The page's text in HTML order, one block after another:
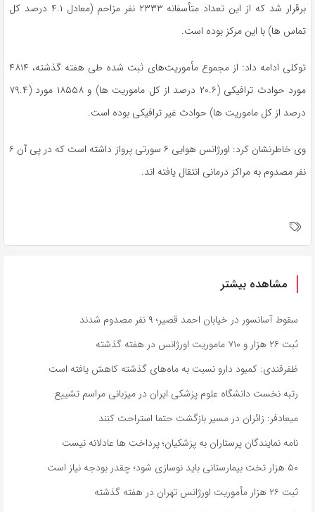
برقرار شد که از این تعداد متأسفانه ۲۳۳۳ نفر مزاحم (معادل ۴.۱ درصد کل
تماس ها) با این مرکز بوده است.
توکلی ادامه داد: از مجموع مأموریت‌های ثبت شده طی هفته گذشته، ۴۸۱۴
مورد حوادث ترافیکی (۲۰.۶ درصد از کل ماموریت ها) و ۱۸۵۵۸ مورد (۷۹.۴
درصد از کل ماموریت ها) حوادث غیر ترافیکی بوده است.
وی خاطرنشان کرد: اورژانس هوایی ۶ سورتی پرواز داشته است که در پی آن ۶
نفر مصدوم به مراکز درمانی انتقال یافته اند.
مشاهده بیشتر
سقوط آسانسور در خیابان احمد قصیر؛ ۹ نفر مصدوم شدند
ثبت ۲۶ هزار و ۷۱۰ ماموریت اورژانس در هفته گذشته
ظفرقندی: کمبود دارو نسبت به ماه‌های گذشته کاهش یافته است
رتبه نخست دانشگاه علوم پزشکی ایران در میزبانی مراسم تشییع
میعادفر: زائران در مسیر بازگشت حتما استراحت کنند
نامه نمایندگان پرستاران به پزشکیان؛ پرداخت ها عادلانه نیست
۵۰ هزار تخت بیمارستانی باید نوسازی شود؛ چقدر بودجه نیاز است
ثبت ۲۶ هزار مأموریت اورژانس تهران در هفته گذشته